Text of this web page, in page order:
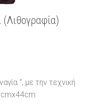
(Λιθογραφία)
“, με την τεχνική